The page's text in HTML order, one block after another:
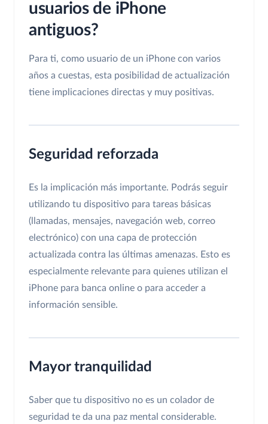
usuarios de iPhone
antiguos?
Para ti, como usuario de un iPhone con varios
años a cuestas, esta posibilidad de actualización
tiene implicaciones directas y muy positivas.
Seguridad reforzada
Es la implicación más importante. Podrás seguir
utilizando tu dispositivo para tareas básicas
(llamadas, mensajes, navegación web, correo
electrónico) con una capa de protección
actualizada contra las últimas amenazas. Esto es
especialmente relevante para quienes utilizan el
iPhone para banca online o para acceder a
información sensible.
Mayor tranquilidad
Saber que tu dispositivo no es un colador de
seguridad te da una paz mental considerable.